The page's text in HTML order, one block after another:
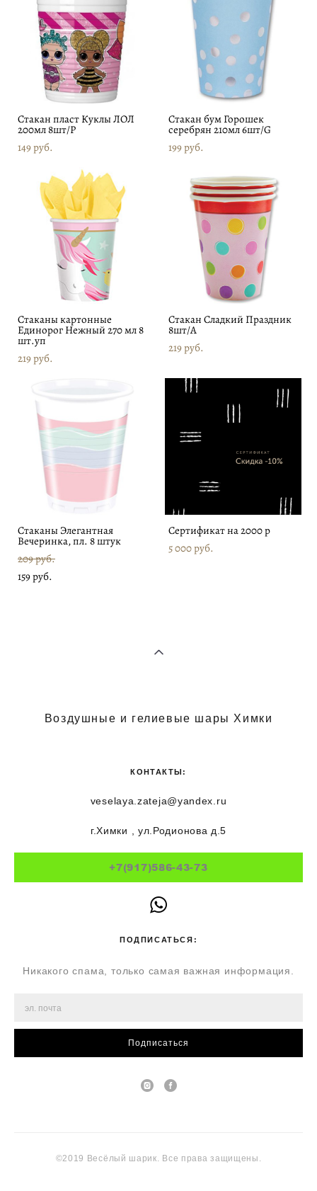
Стакан пласт Куклы ЛОЛ
200мл 8шт/Р
149 pуб.
Стакан бум Горошек
серебрян 210мл 6шт/G
199 pуб.
Стаканы картонные
Единорог Нежный 270 мл 8
шт.уп
219 pуб.
Стакан Сладкий Праздник
8шт/A
219 pуб.
Стаканы Элегантная
Вечеринка, пл. 8 штук
209 pуб.
159 pуб.
Сертификат на 2000 р
5 000 pуб.
Воздушные и гелиевые шары Химки
КОНТАКТЫ:
veselaya.zateja@yandex.ru
г.Химки , ул.Родионова д.5
+7(917)586-43-73
ПОДПИСАТЬСЯ:
Никакого спама, только самая важная информация.
Подписаться
©2019 Весёлый шарик. Все права защищены.